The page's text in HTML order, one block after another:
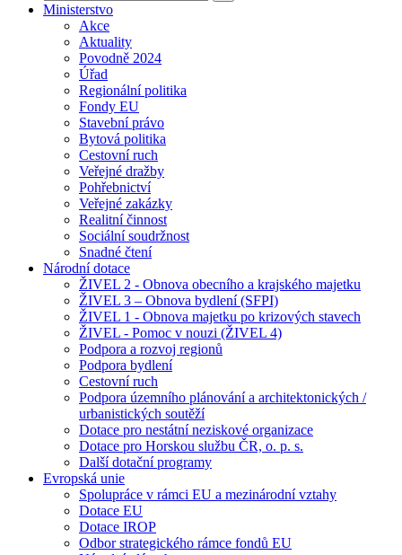
Ministerstvo
Akce
Aktuality
Povodně 2024
Úřad
Regionální politika
Fondy EU
Stavební právo
Bytová politika
Cestovní ruch
Veřejné dražby
Pohřebnictví
Veřejné zakázky
Realitní činnost
Sociální soudržnost
Snadné čtení
Národní dotace
ŽIVEL 2 - Obnova obecního a krajského majetku
ŽIVEL 3 – Obnova bydlení (SFPI)
ŽIVEL 1 - Obnova majetku po krizových stavech
ŽIVEL - Pomoc v nouzi (ŽIVEL 4)
Podpora a rozvoj regionů
Podpora bydlení
Cestovní ruch
Podpora územního plánování a architektonických /
urbanistických soutěží
Dotace pro nestátní neziskové organizace
Dotace pro Horskou službu ČR, o. p. s.
Další dotační programy
Evropská unie
Spolupráce v rámci EU a mezinárodní vztahy
Dotace EU
Dotace IROP
Odbor strategického rámce fondů EU